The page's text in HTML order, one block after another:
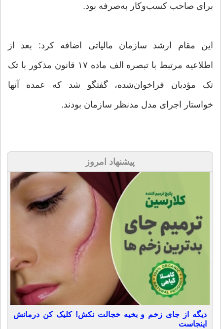
برای صاحب کسب‌وکار به‌صرفه بود.
این مقام ارشد سازمان مالیاتی اضافه کرد: بعد از
اطلاعیه مرتبط با تبصره الف ماده ۱۷ قانون مذکور با تک
تک مؤدیان فراخوان‌شده، گفتگو شد که عمده آنها
خواستار اجرای مدل مدنظر سازمان بودند.
پیشنهاد امروز
دیگه از جای زخم و بخیه خجالت نکش! کلیک کن درمانش
اینجاست